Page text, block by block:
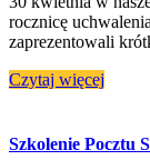
rocznicę
zaprezentowali
Czytaj więcej
Szkolenie Pocztu